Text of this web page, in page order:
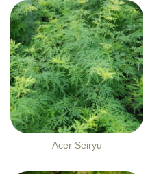
Acer Seiryu